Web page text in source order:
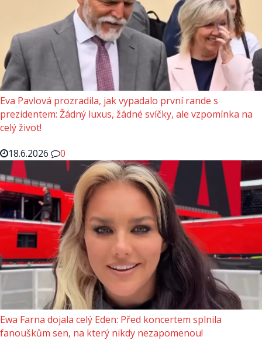
Eva Pavlová prozradila, jak vypadalo první rande s
prezidentem: Žádný luxus, žádné svíčky, ale vzpomínka na
celý život!
18.6.2026
0
Ewa Farna dojala celý Eden: Před koncertem splnila
fanouškům sen, na který nikdy nezapomenou!